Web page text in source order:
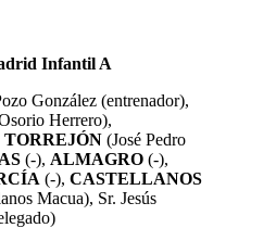
Infantil A
González (entrenador),
Herrero),
TORREJÓN (José Pedro
(-), ALMAGRO (-),
(-), CASTELLANOS
Macua), Sr. Jesús